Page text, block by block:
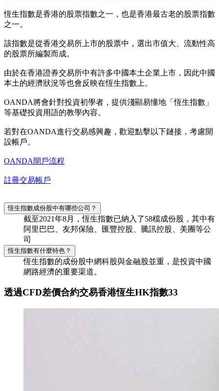
恆生指數是香港的股票指數之一，也是香港最古老的股票指數
之一。
該指數是從香港交易所上市的股票中，選出市值大、流動性高
的股票所編製而成。
由於在香港證券交易所中有許多中國本土企業上市，因此中國
本土的經濟狀況等也會反映在恆生指數上。
OANDA將會針對投資初學者，提供淺顯易懂地「恆生指數」
等基礎投資用語的教學內容。
若對在OANDA進行交易感興趣，歡迎點擊以下鏈接，考慮開
設帳戶。
OANDA開戶流程
註冊交易帳戶
恆生指數成份股中有哪些公司？
截至2021年8月，恆生指數已納入了58檔成份股，其中有
阿里巴巴、友邦保險、匯豐控股、騰訊控股、美團等公
司
恆生指數有什麼特色？
恆生指數的成份股中網科股與金融股並重，是投資中國
網路經濟的重要渠道。
透過CFD差價合約交易香港恆生HK指數33